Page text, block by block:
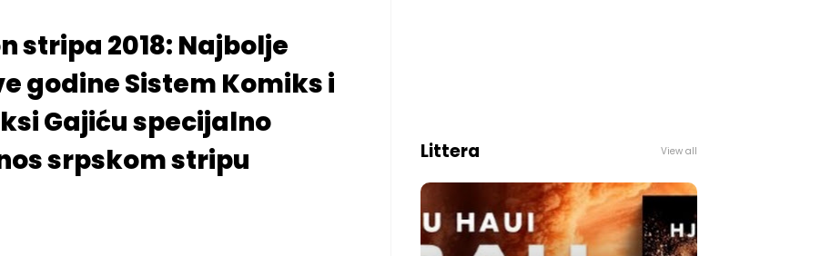
stripa 2018: Najbolje
godine Sistem Komiks i
Gajiću specijalno
srpskom stripu
Littera View all